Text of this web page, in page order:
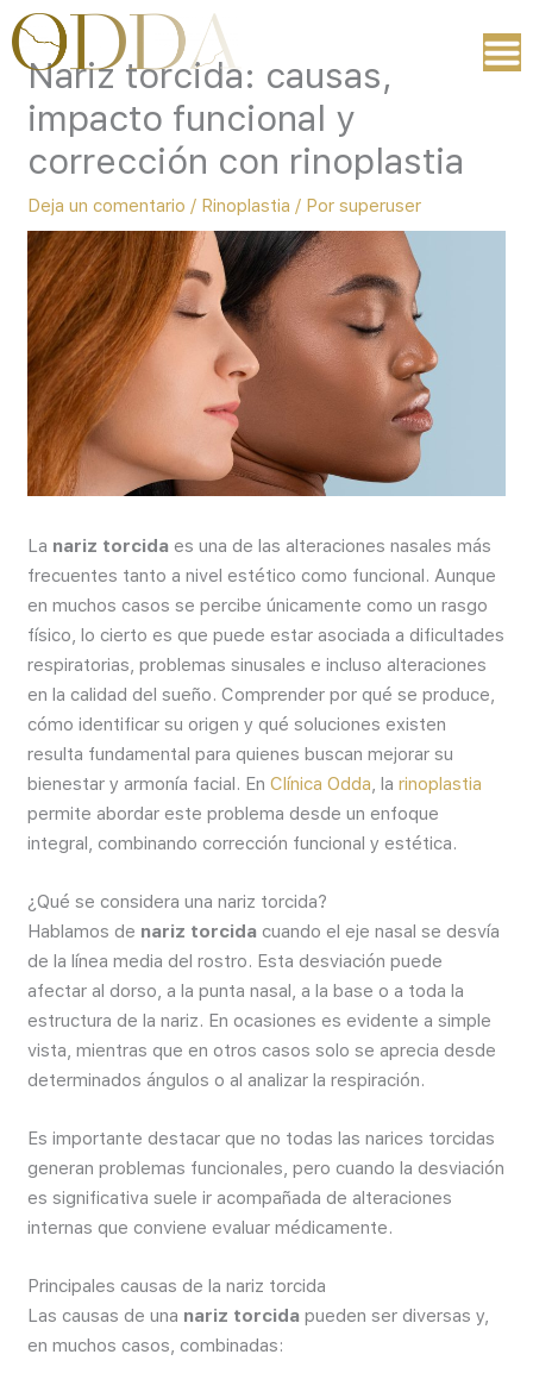
contenido
Nariz torcida: causas,
impacto funcional y
corrección con rinoplastia
Deja un comentario / Rinoplastia / Porsuperuser
La nariz torcida es una de las alteraciones nasales más
frecuentes tanto a nivel estético como funcional. Aunque
en muchos casos se percibe únicamente como un rasgo
físico, lo cierto es que puede estar asociada a dificultades
respiratorias, problemas sinusales e incluso alteraciones
en la calidad del sueño. Comprender por qué se produce,
cómo identificar su origen y qué soluciones existen
resulta fundamental para quienes buscan mejorar su
bienestar y armonía facial. EnClínica Odda, larinoplastia
permite abordar este problema desde un enfoque
integral, combinando corrección funcional y estética.
¿Qué se considera una nariz torcida?
Hablamos de nariz torcida cuando el eje nasal se desvía
de la línea media del rostro. Esta desviación puede
afectar al dorso, a la punta nasal, a la base o a toda la
estructura de la nariz. En ocasiones es evidente a simple
vista, mientras que en otros casos solo se aprecia desde
determinados ángulos o al analizar la respiración.
Es importante destacar que no todas las narices torcidas
generan problemas funcionales, pero cuando la desviación
es significativa suele ir acompañada de alteraciones
internas que conviene evaluar médicamente.
Principales causas de la nariz torcida
Las causas de una nariz torcida pueden ser diversas y,
en muchos casos, combinadas: